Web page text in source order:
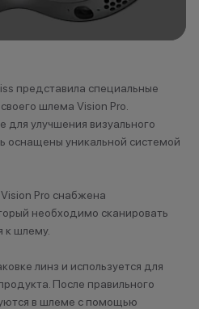
представила специальные
шлема Vision Pro.
для улучшения визуального
оснащены уникальной системой
Pro снабжена
необходимо сканировать
к шлему.
линз и используется для
После правильного
в шлеме с помощью